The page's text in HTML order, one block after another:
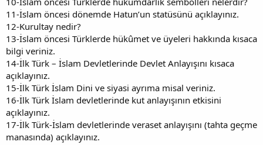
11-İslam öncesi dönemde Hatun’un statüsünü açıklayınız.
12-Kurultay nedir?
13-İslam öncesi Türklerde hükûmet ve üyeleri hakkında kısaca
bilgi veriniz.
14-İlk Türk – İslam Devletlerinde Devlet Anlayışını kısaca
açıklayınız.
15-İlk Türk İslam Dini ve siyasi ayrıma misal veriniz.
16-İlk Türk İslam devletlerinde kut anlayışının etkisini
açıklayınız.
17-İlk Türk-İslam devletlerinde veraset anlayışını (tahta geçme
manasında) açıklayınız.